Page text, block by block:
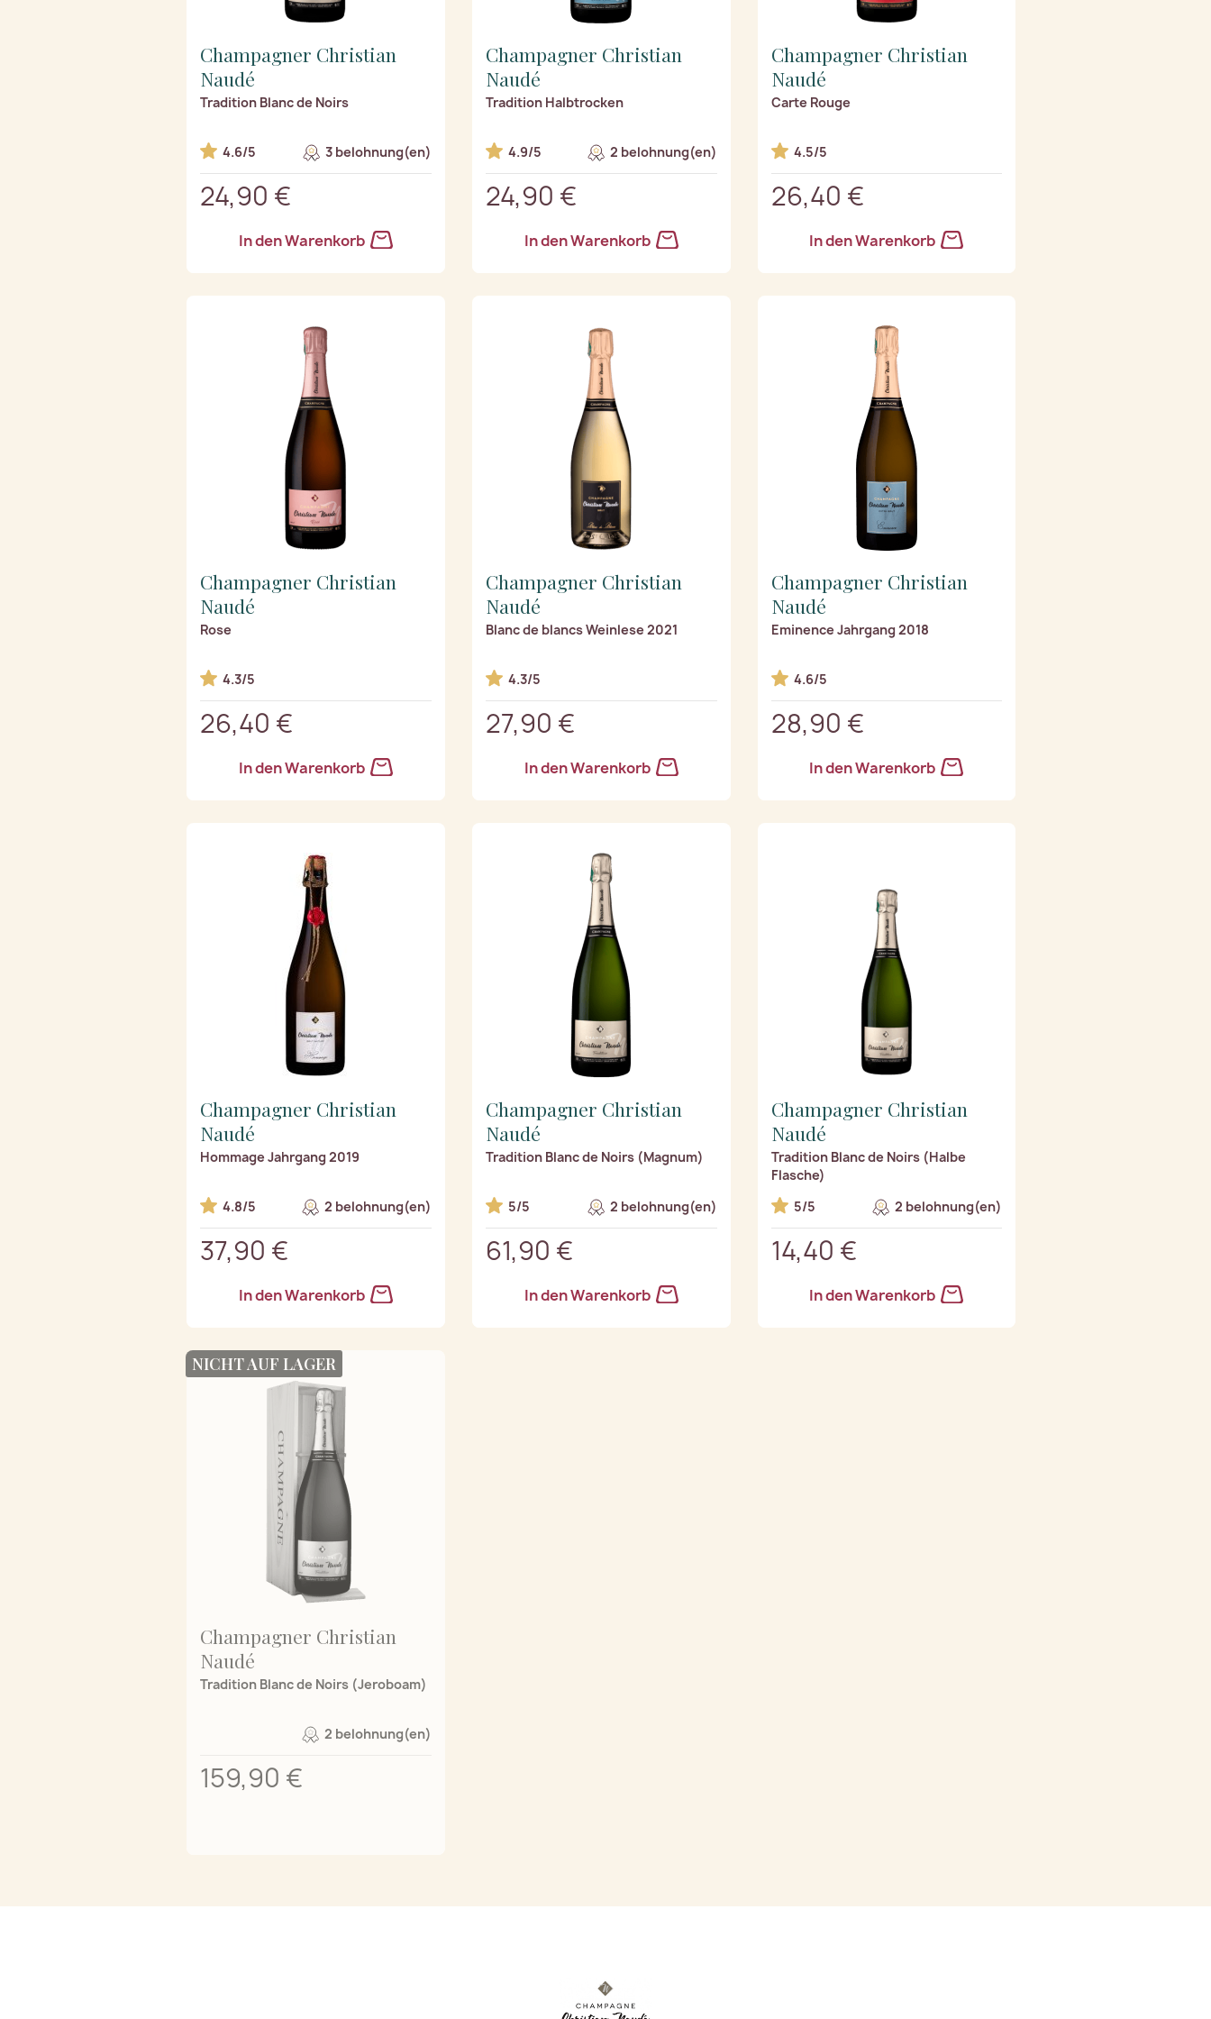
Champagner Christian
Naudé
Tradition Blanc de Noirs
4.6/5 3 belohnung(en)
24,90 €
In den Warenkorb
Champagner Christian
Naudé
Tradition Halbtrocken
4.9/5 2 belohnung(en)
24,90 €
In den Warenkorb
Champagner Christian
Naudé
Carte Rouge
4.5/5
26,40 €
In den Warenkorb
Champagner Christian
Naudé
Rose
4.3/5
26,40 €
In den Warenkorb
Champagner Christian
Naudé
Blanc de blancs Weinlese 2021
4.3/5
27,90 €
In den Warenkorb
Champagner Christian
Naudé
Eminence Jahrgang 2018
4.6/5
28,90 €
In den Warenkorb
Champagner Christian
Naudé
Hommage Jahrgang 2019
4.8/5 2 belohnung(en)
37,90 €
In den Warenkorb
Champagner Christian
Naudé
Tradition Blanc de Noirs (Magnum)
5/5 2 belohnung(en)
61,90 €
In den Warenkorb
Champagner Christian
Naudé
Tradition Blanc de Noirs (Halbe
Flasche)
5/5
2 belohnung(en)
14,40 €
In den Warenkorb
Champagner Christian
Naudé
Tradition Blanc de Noirs (Jeroboam)
2 belohnung(en)
159,90 €
NICHT AUF LAGER